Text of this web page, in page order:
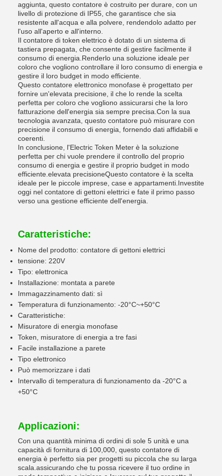
aggiunta, questo contatore è costruito per durare, con un
livello di protezione di IP55, che garantisce che sia
resistente all'acqua e alla polvere, rendendolo adatto per
l'uso all'aperto e all'interno.
Il contatore di token elettrico è dotato di un sistema di
tastiera prepagata, che consente di gestire facilmente il
consumo di energia.Renderlo una soluzione ideale per
coloro che vogliono controllare il loro consumo di energia e
gestire il loro budget in modo efficiente.
Questo contatore elettronico monofase è progettato per
fornire un'elevata precisione, il che lo rende la scelta
perfetta per coloro che vogliono assicurarsi che la loro
fatturazione dell'energia sia sempre precisa.Con la sua
tecnologia avanzata, questo contatore può misurare con
precisione il consumo di energia, fornendo dati affidabili e
coerenti.
In conclusione, l'Electric Token Meter è la soluzione
perfetta per chi vuole prendere il controllo del proprio
consumo di energia e gestire il proprio budget in modo
efficiente.elevata precisioneQuesto contatore è la scelta
ideale per le piccole imprese, case e appartamenti.Investite
oggi nel contatore di gettoni elettrici e fate il primo passo
verso una gestione efficiente dell'energia.
Caratteristiche:
Nome del prodotto: contatore di gettoni elettrici
tensione: 220V
Tipo: elettronica
Installazione: montata a parete
Immagazzinamento dati: sì
Temperatura di funzionamento: -20°C~+50°C
Caratteristiche:
Misuratore di energia monofase
Token, misuratore di energia a tre fasi
Facile installazione a parete
Tipo elettronico
Può memorizzare i dati
Intervallo di temperatura di funzionamento da -20°C a
+50°C
Applicazioni:
Con una quantità minima di ordini di sole 5 unità e una
capacità di fornitura di 100,000, questo contatore di
energia è perfetto sia per progetti su piccola che su larga
scala.assicurando che tu possa ricevere il tuo ordine in